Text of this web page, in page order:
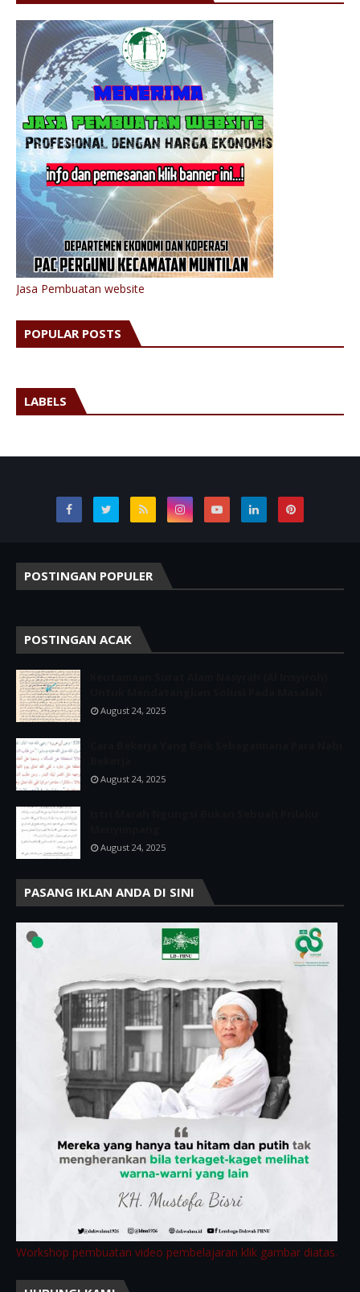
Jasa Pembuatan website
POPULAR POSTS
LABELS
POSTINGAN POPULER
POSTINGAN ACAK
August 24, 2025
August 24, 2025
August 24, 2025
PASANG IKLAN ANDA DI SINI
Workshop pembuatan video pembelajaran klik gambar diatas.